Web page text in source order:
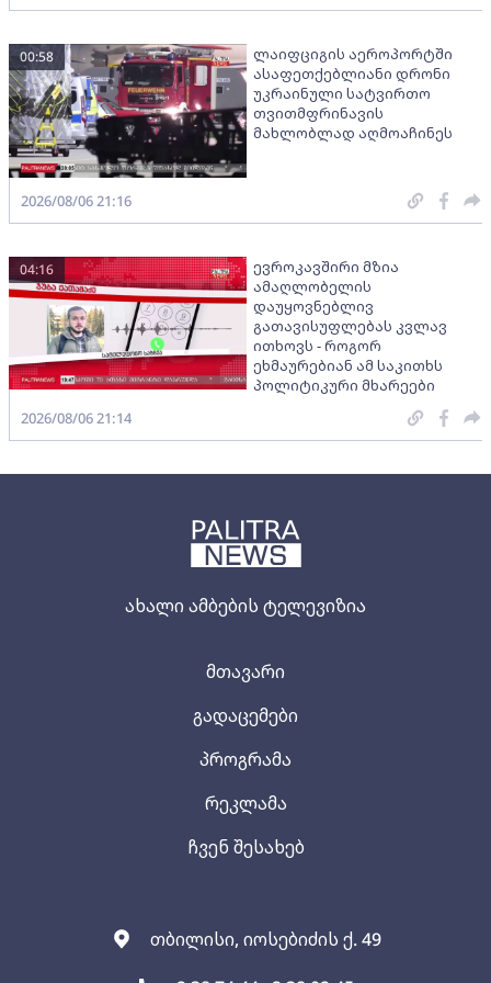
ახალი ამბების ტელევიზია
თბილისი, იოსებიძის ქ. 49
მთავარი
გადაცემები
პროგრამა
რეკლამა
ჩვენ შესახებ
ლაიფციგის აეროპორტში
ასაფეთქებლიანი დრონი
უკრაინული სატვირთო
თვითმფრინავის
მახლობლად აღმოაჩინეს
00:58
2026/08/06 21:16
ევროკავშირი მზია
ამაღლობელის
დაუყოვნებლივ
გათავისუფლებას კვლავ
ითხოვს - როგორ
ეხმაურებიან ამ საკითხს
პოლიტიკური მხარეები
04:16
2026/08/06 21:14